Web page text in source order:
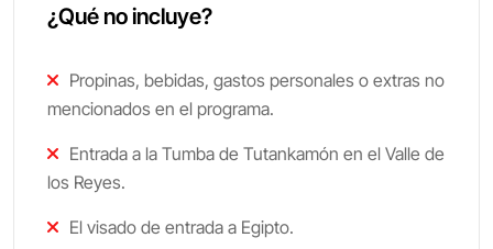
¿Qué no incluye?
Propinas, bebidas, gastos personales o extras no
mencionados en el programa.
Entrada a la Tumba de Tutankamón en el Valle de
los Reyes.
El visado de entrada a Egipto.